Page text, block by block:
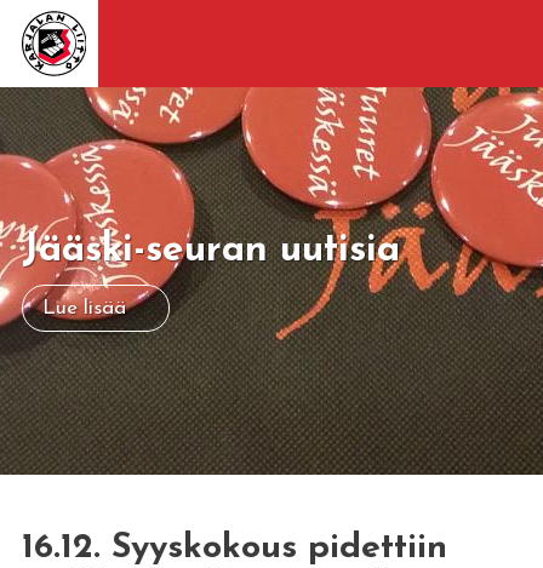
Jääski-seuran uutisia
Lue lisää
16.12. Syyskokous pidettiin